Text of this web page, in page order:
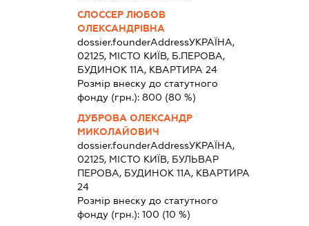
СЛОССЕР ЛЮБОВ
ОЛЕКСАНДРІВНА
dossier.founderAddressУКРАЇНА,
02125, МІСТО КИЇВ, Б.ПЕРОВА,
БУДИНОК 11А, КВАРТИРА 24
Розмір внеску до статутного
фонду (грн.):800 (80 %)
ДУБРОВА ОЛЕКСАНДР
МИКОЛАЙОВИЧ
dossier.founderAddressУКРАЇНА,
02125, МІСТО КИЇВ, БУЛЬВАР
ПЕРОВА, БУДИНОК 11А, КВАРТИРА
24
Розмір внеску до статутного
фонду (грн.):100 (10 %)